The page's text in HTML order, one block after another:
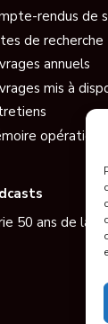
rendus de
de recherche
annuels
mis à
50 ans de la